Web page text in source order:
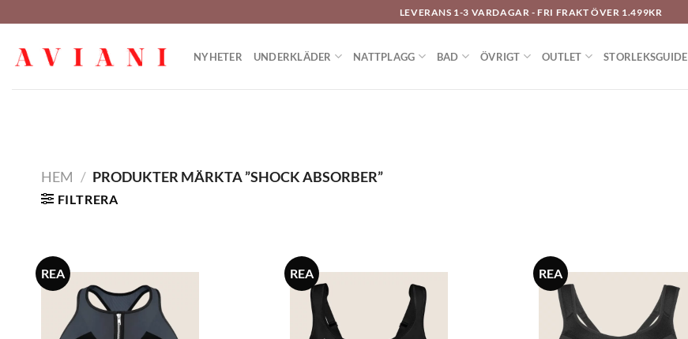
till
innehåll
LEVERANS 1-3 VARDAGAR - FRI FRAKT ÖVER 1.499KR
NYHETER UNDERKLÄDER NATTPLAGG BAD ÖVRIGT OUTLET STORLEKSGUIDE
HEM / PRODUKTER MÄRKTA ”SHOCK ABSORBER”
FILTRERA
REA REA REA